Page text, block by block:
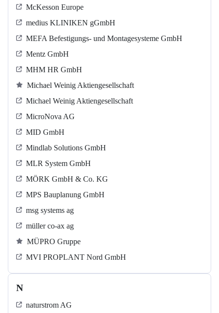
McKesson Europe
medius KLINIKEN gGmbH
MEFA Befestigungs- und Montagesysteme GmbH
Mentz GmbH
MHM HR GmbH
Michael Weinig Aktiengesellschaft
Michael Weinig Aktiengesellschaft
MicroNova AG
MID GmbH
Mindlab Solutions GmbH
MLR System GmbH
MÖRK GmbH & Co. KG
MPS Bauplanung GmbH
msg systems ag
müller co-ax ag
MÜPRO Gruppe
MVI PROPLANT Nord GmbH
N
naturstrom AG